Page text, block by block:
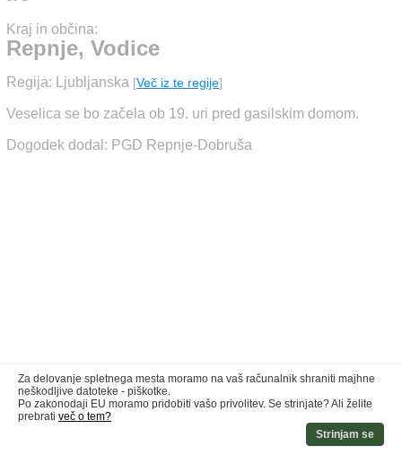
Kraj in občina:
Repnje, Vodice
Regija: Ljubljanska [Več iz te regije]
Veselica se bo začela ob 19. uri pred gasilskim domom.
Dogodek dodal: PGD Repnje-Dobruša
Za delovanje spletnega mesta moramo na vaš računalnik shraniti majhne
neškodljive datoteke - piškotke.
Po zakonodaji EU moramo pridobiti vašo privolitev. Se strinjate? Ali želite
prebrati več o tem?
Strinjam se